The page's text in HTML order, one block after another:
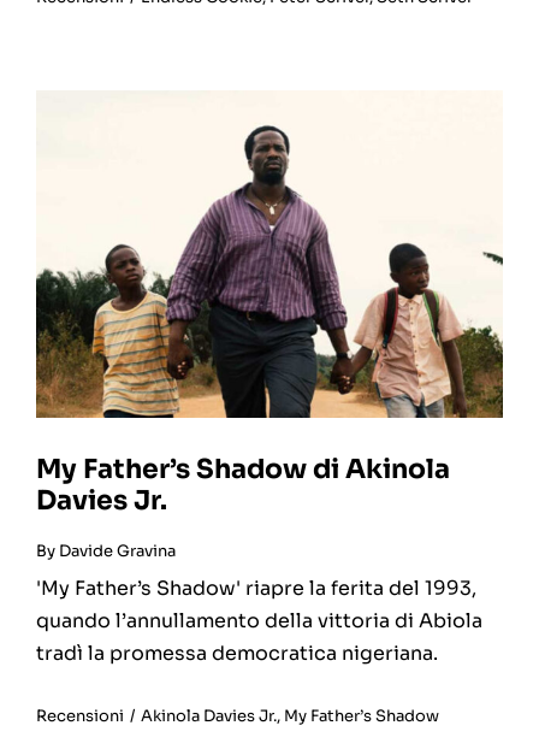
My Father’s Shadow di Akinola
Davies Jr.
By Davide Gravina
'My Father’s Shadow' riapre la ferita del 1993,
quando l’annullamento della vittoria di Abiola
tradì la promessa democratica nigeriana.
Recensioni / Akinola Davies Jr., My Father’s Shadow